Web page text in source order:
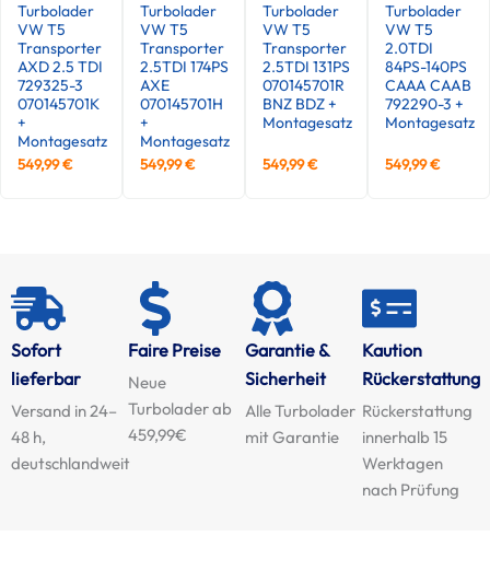
Turbolader
VW T5
Transporter
AXD 2.5 TDI
729325-3
070145701K
+
Montagesatz
549,99€
Turbolader
VW T5
Transporter
2.5TDI 174PS
AXE
070145701H
+
Montagesatz
549,99€
Turbolader
VW T5
Transporter
2.5TDI 131PS
070145701R
BNZ BDZ +
Montagesatz
549,99€
Turbolader
VW T5
2.0TDI
84PS-140PS
CAAA CAAB
792290-3 +
Montagesatz
549,99€
Sofort
lieferbar
Versand in 24–
48 h,
deutschlandweit
Faire Preise
Neue
Turbolader ab
459,99€
Garantie &
Sicherheit
Alle Turbolader
mit Garantie
Kaution
Rückerstattung
Rückerstattung
innerhalb 15
Werktagen
nach Prüfung